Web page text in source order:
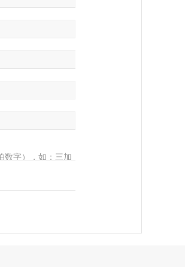
数字），如：三加